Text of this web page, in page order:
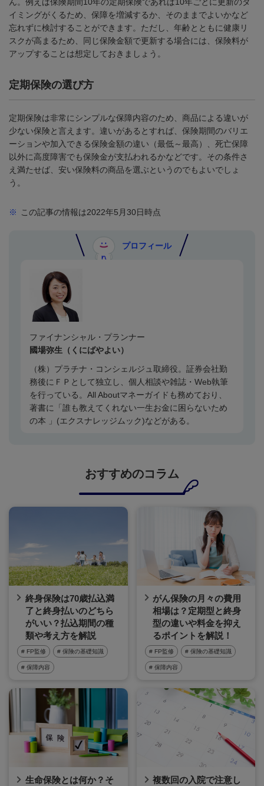
イミングがくるため、保障を増減するか、そのままでよいかなど
忘れずに検討することができます。ただし、年齢とともに健康リ
スクが高まるため、同じ保険金額で更新する場合には、保険料が
アップすることは想定しておきましょう。
定期保険の選び方
定期保険は非常にシンプルな保障内容のため、商品による違いが
少ない保険と言えます。違いがあるとすれば、保険期間のバリエ
ーションや加入できる保険金額の違い（最低～最高）、死亡保障
以外に高度障害でも保険金が支払われるかなどです。その条件さ
え満たせば、安い保険料の商品を選ぶというのでもよいでしょ
う。
※ この記事の情報は2022年5月30日時点
プロフィール
ファイナンシャル・プランナー
國場弥生（くにばやよい）
（株）プラチナ・コンシェルジュ取締役。証券会社勤
務後にＦＰとして独立し、個人相談や雑誌・Web執筆
を行っている。All Aboutマネーガイドも務めており、
著書に「誰も教えてくれない一生お金に困らないため
の本 」(エクスナレッジムック)などがある。
おすすめのコラム
終身保険は70歳払込満
了と終身払いのどちら
がいい？払込期間の種
類や考え方を解説
# FP監修 # 保険の基礎知識
# 保障内容
がん保険の月々の費用
相場は？定期型と終身
型の違いや料金を抑え
るポイントを解説！
# FP監修 # 保険の基礎知識
# 保障内容
生命保険とは何か？そ
複数回の入院で注意し